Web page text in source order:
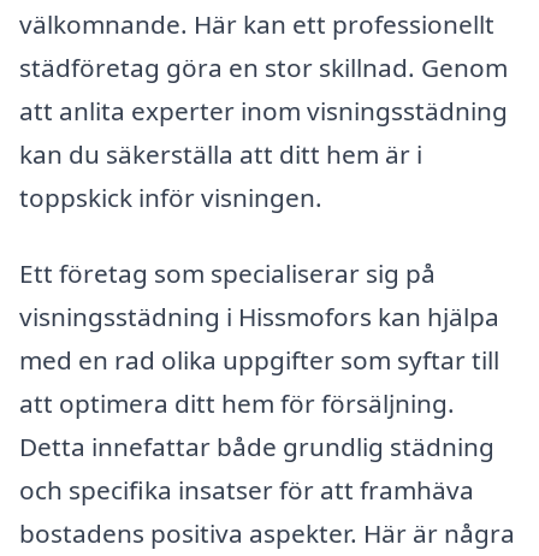
välkomnande. Här kan ett professionellt
städföretag göra en stor skillnad. Genom
att anlita experter inom visningsstädning
kan du säkerställa att ditt hem är i
toppskick inför visningen.
Ett företag som specialiserar sig på
visningsstädning i Hissmofors kan hjälpa
med en rad olika uppgifter som syftar till
att optimera ditt hem för försäljning.
Detta innefattar både grundlig städning
och specifika insatser för att framhäva
bostadens positiva aspekter. Här är några